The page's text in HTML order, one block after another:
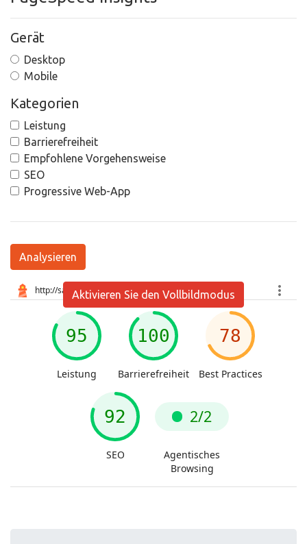
Gerät
Desktop
Mobile
Kategorien
Leistung
Barrierefreiheit
Empfohlene Vorgehensweise
SEO
Progressive Web-App
Analysieren
Aktivieren Sie den Vollbildmodus